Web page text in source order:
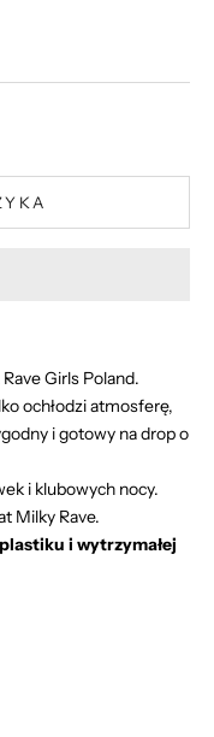
Girls Poland.
ochłodzi atmosferę,
i gotowy na drop o
i klubowych nocy.
Milky Rave.
i wytrzymałej